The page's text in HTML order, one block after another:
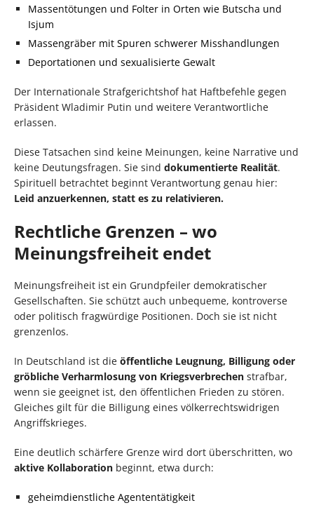
Massentötungen und Folter in Orten wie Butscha und
Isjum
Massengräber mit Spuren schwerer Misshandlungen
Deportationen und sexualisierte Gewalt
Der Internationale Strafgerichtshof hat Haftbefehle gegen
Präsident Wladimir Putin und weitere Verantwortliche
erlassen.
Diese Tatsachen sind keine Meinungen, keine Narrative und
keine Deutungsfragen. Sie sind dokumentierte Realität.
Spirituell betrachtet beginnt Verantwortung genau hier:
Leid anzuerkennen, statt es zu relativieren.
Rechtliche Grenzen – wo
Meinungsfreiheit endet
Meinungsfreiheit ist ein Grundpfeiler demokratischer
Gesellschaften. Sie schützt auch unbequeme, kontroverse
oder politisch fragwürdige Positionen. Doch sie ist nicht
grenzenlos.
In Deutschland ist die öffentliche Leugnung, Billigung oder
gröbliche Verharmlosung von Kriegsverbrechen strafbar,
wenn sie geeignet ist, den öffentlichen Frieden zu stören.
Gleiches gilt für die Billigung eines völkerrechtswidrigen
Angriffskrieges.
Eine deutlich schärfere Grenze wird dort überschritten, wo
aktive Kollaboration beginnt, etwa durch:
geheimdienstliche Agententätigkeit